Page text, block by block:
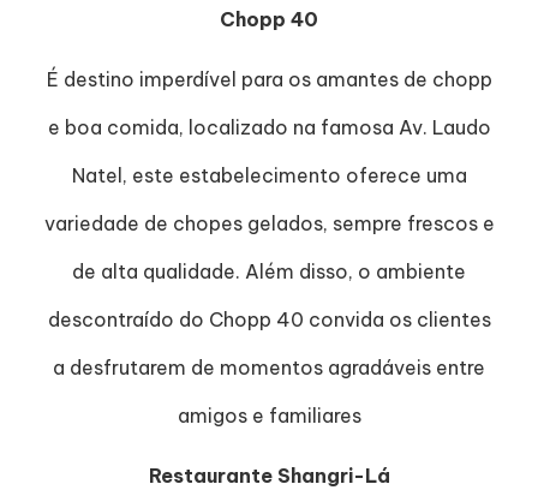
Chopp 40
É destino imperdível para os amantes de chopp
e boa comida, localizado na famosa Av. Laudo
Natel, este estabelecimento oferece uma
variedade de chopes gelados, sempre frescos e
de alta qualidade. Além disso, o ambiente
descontraído do Chopp 40 convida os clientes
a desfrutarem de momentos agradáveis entre
amigos e familiares
Restaurante Shangri-Lá